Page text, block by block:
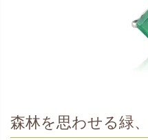
森林を思わせる緑